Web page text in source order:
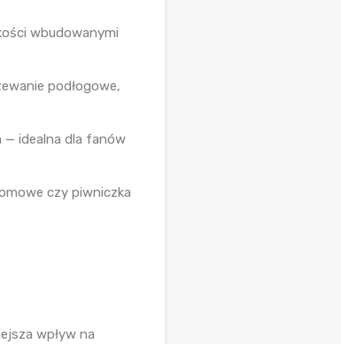
wbudowanymi
podłogowe,
— idealna dla fanów
czy piwniczka
wpływ na